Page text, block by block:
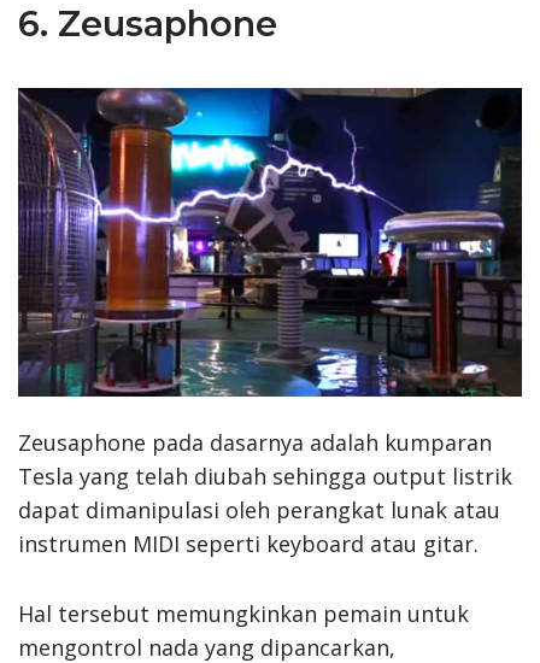
6. Zeusaphone
Zeusaphone pada dasarnya adalah kumparan
Tesla yang telah diubah sehingga output listrik
dapat dimanipulasi oleh perangkat lunak atau
instrumen MIDI seperti keyboard atau gitar.
Hal tersebut memungkinkan pemain untuk
mengontrol nada yang dipancarkan,